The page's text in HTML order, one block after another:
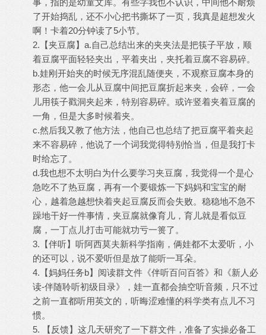
事，指的是幼童文库。有些字我也不认识，中间他不耐烦
了开始捣乱，还不小心把书撕坏了一页，我真是超想发火
啊！卡着20分钟读了5小节。
2.【夹豆腐】a.自己总结出来的夹夹法是把筷子平放，顺
着豆腐平面轻轻夹出，平着夹出，夹托着豆腐不容易碎。
b.娃刚开始夹的时候无序混乱随便夹，不观察豆腐本身的
形态，他一会儿从豆腐中间把豆腐折起来夹，会碎，一会
儿用筷子戳洞夹起来，特别容易碎。或许竖着夹着豆腐的
一角，但是大多时候着夹。
c.然后我又教了他方法，他自己也总结了把豆腐平着夹起
来不容易碎，他说了一个词我觉得特别恰当，但是我打卡
时给忘了。
d.我也想不太明白为什么要学习夹豆腐，我觉得一个是心
急吃不了热豆腐，再有一个要锻炼一下妈妈和宝宝的耐
心，越着急越想快着夹起豆腐反而会失败。稳稳地不急不
躁地干好一件事情，夹豆腐就像育儿，育儿就是看似豆
腐，一丁点儿打击可能就功亏一篑了。
3.【伴听】听阿西莫夫新科学指南，俩娃都不太爱听，小
的还可以，说不爱听但是放了能听一耳朵。
4.【妈妈任务b】阅读群文件《伴听百问百答》和《新人必
读-伴随聆听初级目录》，娃一直都会抽空听音频，只不过
之前一直都听用英文的，听晦涩难懂的科学类有点儿不习
惯。
5. 【反馈】这几天研究了一下群文件，准备了实操必备工